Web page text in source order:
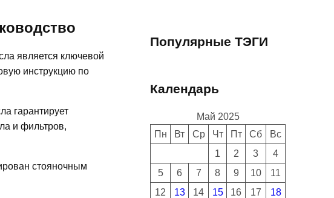
является ключевой
инструкцию по
гарантирует
и фильтров,
стояночным
Популярные ТЭГИ
Календарь
Май 2025
Пн
Вт Ср Чт Пт Сб
Вс
1
2 3
4
5
6 7 8 9 10
11
12
13 14 15 16 17
18